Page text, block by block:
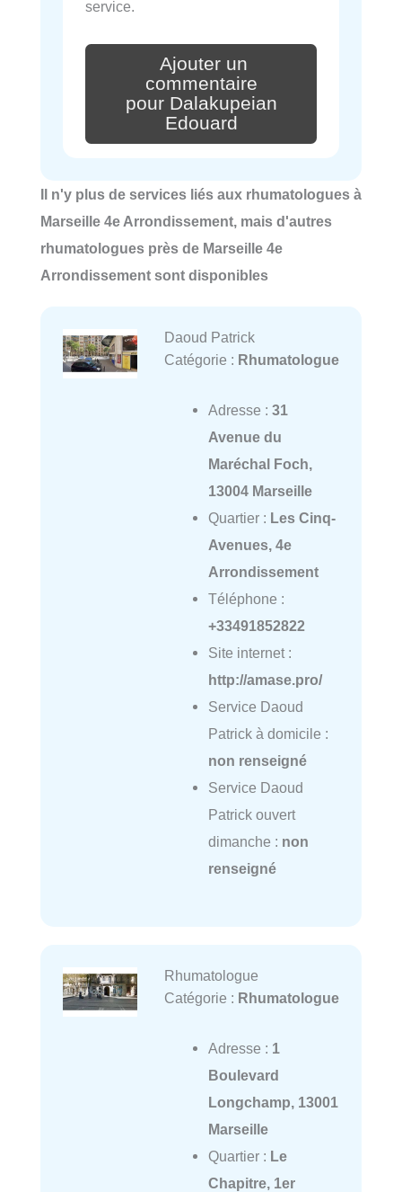
service.
Ajouter un
commentaire
pour Dalakupeian
Edouard
Il n'y plus de services liés aux rhumatologues à
Marseille 4e Arrondissement, mais d'autres
rhumatologues près de Marseille 4e
Arrondissement sont disponibles
Daoud Patrick
Catégorie : Rhumatologue
Adresse : 31
Avenue du
Maréchal Foch,
13004 Marseille
Quartier : Les Cinq-
Avenues, 4e
Arrondissement
Téléphone :
+33491852822
Site internet :
http://amase.pro/
Service Daoud
Patrick à domicile :
non renseigné
Service Daoud
Patrick ouvert
dimanche : non
renseigné
Rhumatologue
Catégorie : Rhumatologue
Adresse : 1
Boulevard
Longchamp, 13001
Marseille
Quartier : Le
Chapitre, 1er